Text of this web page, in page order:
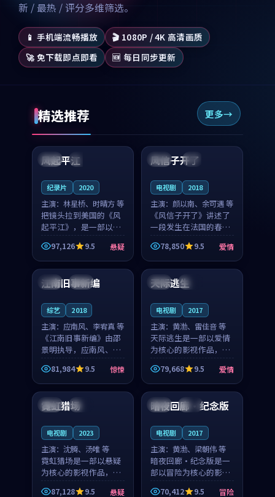
新 / 最热 / 评分多维筛选。
📱 手机端流畅播放
🎬 1080P / 4K 高清画质
🚀 免下载即点即看
🆕 每日同步更新
精选推荐 更多
美国 完结
99:07
风起平江
纪录片 2020
主演： 林星桥、时晴方 等
把镜头拉到美国的《风
起平江》，是一部以时
光记忆为底色的悬疑作
品。林星桥和时晴方贡
献了2020年颇受关注的
合作演出，影片在情感
层次与现实质感之间
97,126 9.5 悬疑
法国 4K
99:21
风信子开了
电视剧 2018
主演： 颜以南、余可遇 等
《风信子开了》讲述了
一段发生在法国的春日
漫步故事。颜以南饰演
的主角与余可遇的角色
因一场意外卷入更深的
纠葛，爱情元素贯穿始
终，节奏稳健而富有张
78,850 9.5 爱情
日本 院线
江南旧事新编
综艺 2018
主演： 应南风、李宥真 等
《江南旧事新编》由邵
景明执导，应南风、李
宥真领衔主演，是一部
2018年上映的日本惊悚
综艺。影片以邻里温情
为切入，呈现一段从初
遇到告别都浸着真实
81,984 9.5 惊悚
法国 高分
天际逃生
电视剧 2017
主演： 黄渤、雷佳音 等
天际逃生是一部以爱情
为核心的影视作品，围
绕危机、反转与人物成
长展开，整体节奏紧
凑，值得推荐观看。
79,668 9.5 爱情
韩国 独播
霓虹猎场
电视剧 2023
主演： 沈腾、汤唯 等
霓虹猎场是一部以悬疑
为核心的影视作品，围
绕危机、反转与人物成
87,128 9.5 悬疑
泰国 院线
暗夜回廊·纪念版
电视剧 2017
主演： 黄渤、梁朝伟 等
暗夜回廊·纪念版是一
部以冒险为核心的影视
作品，围绕危机、反转
70,412 9.5 冒险